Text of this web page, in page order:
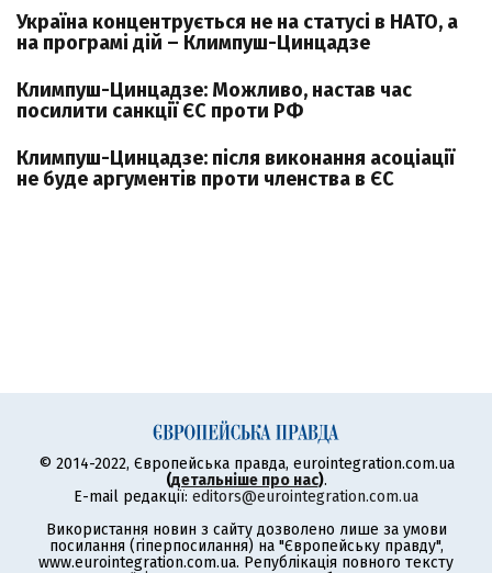
Україна концентрується не на статусі в НАТО, а
на програмі дій – Климпуш-Цинцадзе
Климпуш-Цинцадзе: Можливо, настав час
посилити санкції ЄС проти РФ
Климпуш-Цинцадзе: після виконання асоціації
не буде аргументів проти членства в ЄС
© 2014-2022, Європейська правда, eurointegration.com.ua
(детальніше про нас).
E-mail редакції: editors@eurointegration.com.ua
Використання новин з сайту дозволено лише за умови
посилання (гіперпосилання) на "Європейську правду",
www.eurointegration.com.ua. Републікація повного тексту